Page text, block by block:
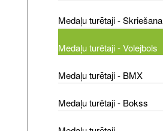
Medaļu turētaji - Skriešana
Medaļu turētaji - Volejbols
Medaļu turētaji - BMX
Medaļu turētaji - Bokss